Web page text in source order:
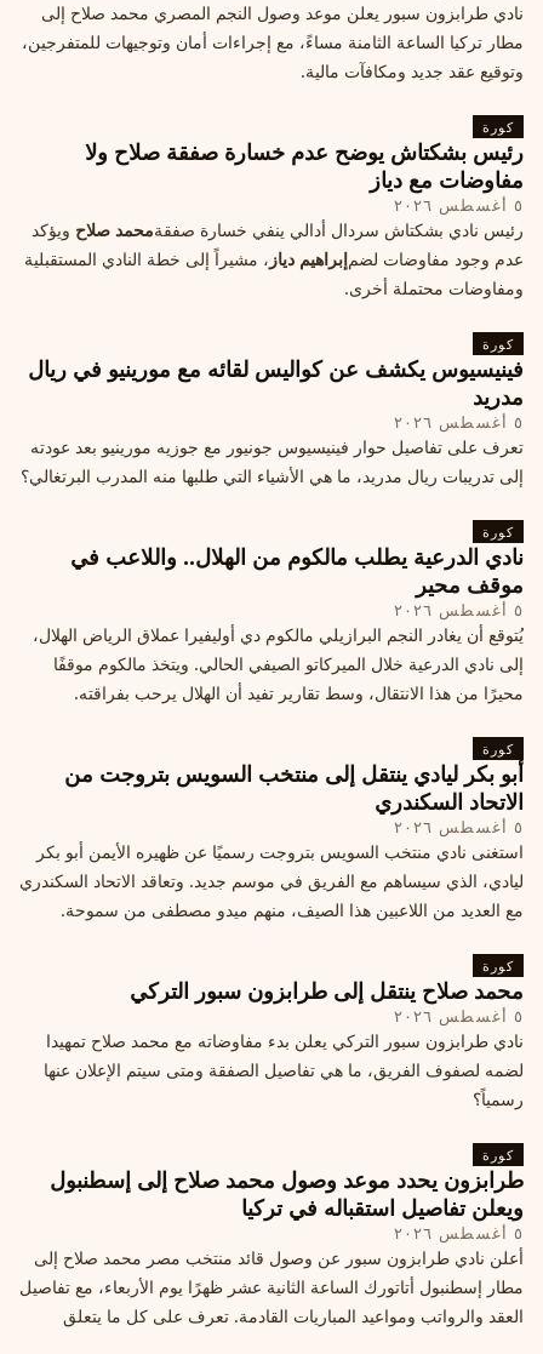
نادي طرابزون سبور يعلن موعد وصول النجم المصري محمد صلاح إلى
مطار تركيا الساعة الثامنة مساءً، مع إجراءات أمان وتوجيهات للمتفرجين،
وتوقيع عقد جديد ومكافآت مالية.
كورة
رئيس بشكتاش يوضح عدم خسارة صفقة صلاح ولا
مفاوضات مع دياز
٥ أغسطس ٢٠٢٦
رئيس نادي بشكتاش سردال أدالي ينفي خسارة صفقةمحمد صلاح ويؤكد
عدم وجود مفاوضات لضمإبراهيم دياز ، مشيراً إلى خطة النادي المستقبلية
ومفاوضات محتملة أخرى.
كورة
فينيسيوس يكشف عن كواليس لقائه مع مورينيو في ريال
مدريد
٥ أغسطس ٢٠٢٦
تعرف على تفاصيل حوار فينيسيوس جونيور مع جوزيه مورينيو بعد عودته
إلى تدريبات ريال مدريد، ما هي الأشياء التي طلبها منه المدرب البرتغالي؟
كورة
نادي الدرعية يطلب مالكوم من الهلال.. واللاعب في
موقف محير
٥ أغسطس ٢٠٢٦
يُتوقع أن يغادر النجم البرازيلي مالكوم دي أوليفيرا عملاق الرياض الهلال،
إلى نادي الدرعية خلال الميركاتو الصيفي الحالي. ويتخذ مالكوم موقفًا
محيرًا من هذا الانتقال، وسط تقارير تفيد أن الهلال يرحب بفراقته.
كورة
أبو بكر ليادي ينتقل إلى منتخب السويس بتروجت من
الاتحاد السكندري
٥ أغسطس ٢٠٢٦
استغنى نادي منتخب السويس بتروجت رسميًا عن ظهيره الأيمن أبو بكر
ليادي، الذي سيساهم مع الفريق في موسم جديد. وتعاقد الاتحاد السكندري
مع العديد من اللاعبين هذا الصيف، منهم ميدو مصطفى من سموحة.
كورة
محمد صلاح ينتقل إلى طرابزون سبور التركي
٥ أغسطس ٢٠٢٦
نادي طرابزون سبور التركي يعلن بدء مفاوضاته مع محمد صلاح تمهيدا
لضمه لصفوف الفريق، ما هي تفاصيل الصفقة ومتى سيتم الإعلان عنها
رسمياً؟
كورة
طرابزون يحدد موعد وصول محمد صلاح إلى إسطنبول
ويعلن تفاصيل استقباله في تركيا
٥ أغسطس ٢٠٢٦
أعلن نادي طرابزون سبور عن وصول قائد منتخب مصر محمد صلاح إلى
مطار إسطنبول أتاتورك الساعة الثانية عشر ظهرًا يوم الأربعاء، مع تفاصيل
العقد والرواتب ومواعيد المباريات القادمة. تعرف على كل ما يتعلق